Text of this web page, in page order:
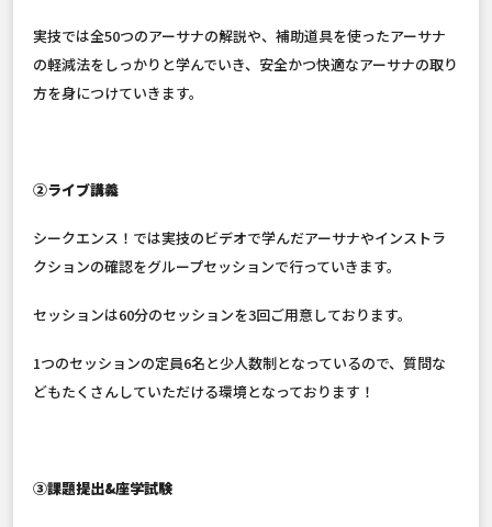
実技では全50つのアーサナの解説や、補助道具を使ったアーサナ
の軽減法をしっかりと学んでいき、安全かつ快適なアーサナの取り
方を身につけていきます。
②ライブ講義
シークエンス！では実技のビデオで学んだアーサナやインストラ
クションの確認をグループセッションで行っていきます。
セッションは60分のセッションを3回ご用意しております。
1つのセッションの定員6名と少人数制となっているので、質問な
どもたくさんしていただける環境となっております！
③課題提出&座学試験